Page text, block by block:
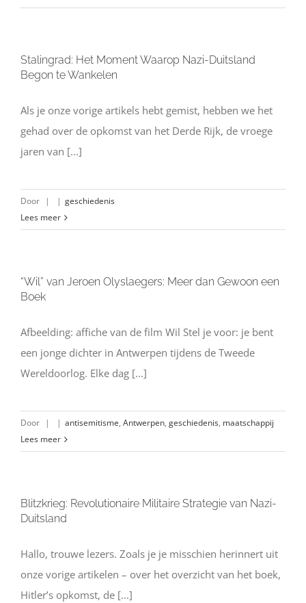
Stalingrad: Het Moment Waarop Nazi-Duitsland
Begon te Wankelen
Als je onze vorige artikels hebt gemist, hebben we het
gehad over de opkomst van het Derde Rijk, de vroege
jaren van [...]
Door | | geschiedenis
Lees meer
“Wil” van Jeroen Olyslaegers: Meer dan Gewoon een
Boek
Afbeelding: affiche van de film Wil Stel je voor: je bent
een jonge dichter in Antwerpen tijdens de Tweede
Wereldoorlog. Elke dag [...]
Door | | antisemitisme, Antwerpen, geschiedenis, maatschappij
Lees meer
Blitzkrieg: Revolutionaire Militaire Strategie van Nazi-
Duitsland
Hallo, trouwe lezers. Zoals je je misschien herinnert uit
onze vorige artikelen – over het overzicht van het boek,
Hitler’s opkomst, de [...]